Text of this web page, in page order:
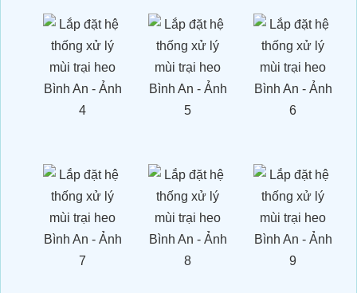
Dự án xử lý môi trường trang trại heo
Anh Hỷ_Tây Ninh